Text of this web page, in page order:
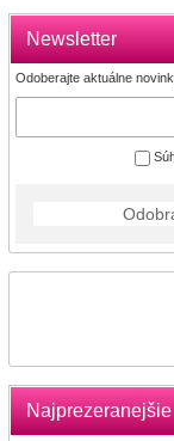
Newsletter
Odoberajte aktuálne
Najprezeranejšie